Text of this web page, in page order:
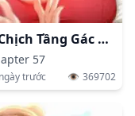
Vua Chịch Tầng Gác Mái
57
trước 👁️ 369702